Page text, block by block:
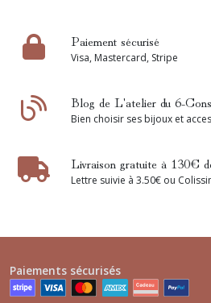
Paiement sécurisé
Visa, Mastercard, Stripe
Blog de L'atelier du 6-
Bien choisir ses bijoux et
Livraison gratuite à 130€
Lettre suivie à 3.50€ ou
Paiements sécurisés